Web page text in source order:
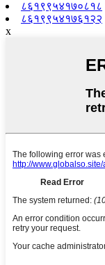
८६१९९५४१७०८१८
८६१९९५४१७६१२२
x